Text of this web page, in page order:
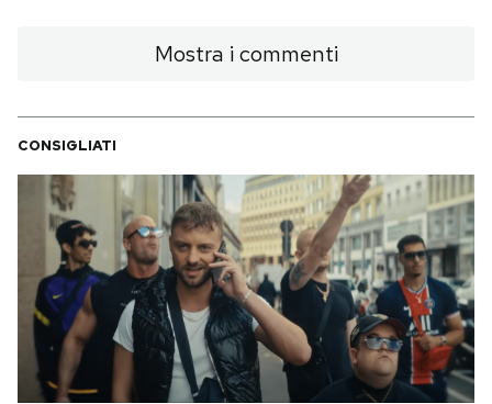
I MIEI PREFERITI
SHOP
CALENDARIO
AREA PERSONALE
Mostra i commenti
CONSIGLIATI